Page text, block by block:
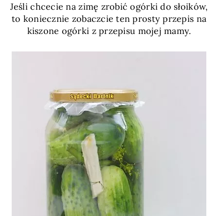
Jeśli chcecie na zimę zrobić ogórki do słoików,
to koniecznie zobaczcie ten prosty przepis na
kiszone ogórki z przepisu mojej mamy.